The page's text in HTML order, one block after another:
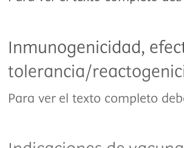
Inmunogenicidad,
tolerancia/
Para ver el texto completo